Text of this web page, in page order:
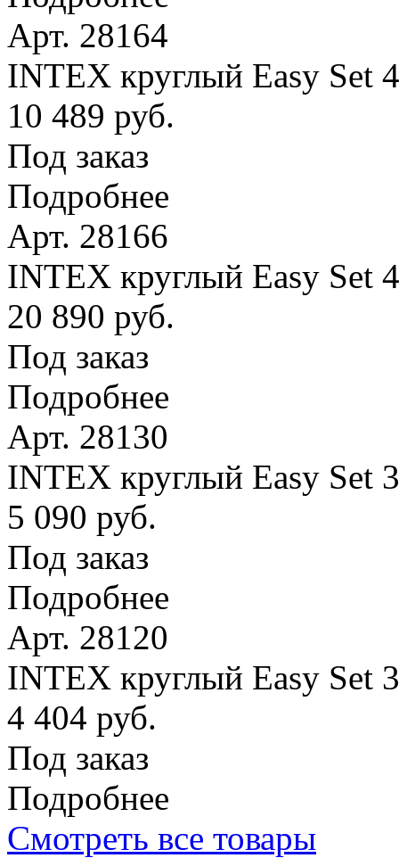
Арт. 28164
INTEX круглый Easy Set
10 489 руб.
Под заказ
Подробнее
Арт. 28166
INTEX круглый Easy Set
20 890 руб.
Под заказ
Подробнее
Арт. 28130
INTEX круглый Easy Set
5 090 руб.
Под заказ
Подробнее
Арт. 28120
INTEX круглый Easy Set
4 404 руб.
Под заказ
Подробнее
Смотреть все товары